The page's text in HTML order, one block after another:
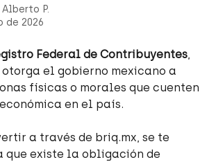
Alberto P.
de 2026
Federal de Contribuyentes,
el gobierno mexicano a
físicas o morales que cuenten
en el país.
a través de briq.mx, se te
que existe la obligación de